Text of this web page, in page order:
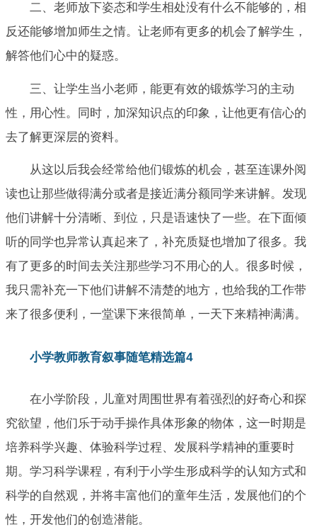
二、老师放下姿态和学生相处没有什么不能够的，相
反还能够增加师生之情。让老师有更多的机会了解学生，
解答他们心中的疑惑。
三、让学生当小老师，能更有效的锻炼学习的主动
性，用心性。同时，加深知识点的印象，让他更有信心的
去了解更深层的资料。
从这以后我会经常给他们锻炼的机会，甚至连课外阅
读也让那些做得满分或者是接近满分额同学来讲解。发现
他们讲解十分清晰、到位，只是语速快了一些。在下面倾
听的同学也异常认真起来了，补充质疑也增加了很多。我
有了更多的时间去关注那些学习不用心的人。很多时候，
我只需补充一下他们讲解不清楚的地方，也给我的工作带
来了很多便利，一堂课下来很简单，一天下来精神满满。
小学教师教育叙事随笔精选篇4
在小学阶段，儿童对周围世界有着强烈的好奇心和探
究欲望，他们乐于动手操作具体形象的物体，这一时期是
培养科学兴趣、体验科学过程、发展科学精神的重要时
期。学习科学课程，有利于小学生形成科学的认知方式和
科学的自然观，并将丰富他们的童年生活，发展他们的个
性，开发他们的创造潜能。